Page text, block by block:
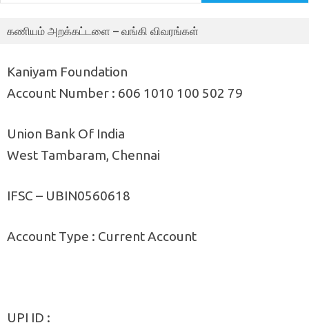
கணியம் அறக்கட்டளை – வங்கி விவரங்கள்
Kaniyam Foundation
Account Number : 606 1010 100 502 79
Union Bank Of India
West Tambaram, Chennai
IFSC – UBIN0560618
Account Type : Current Account
UPI ID :